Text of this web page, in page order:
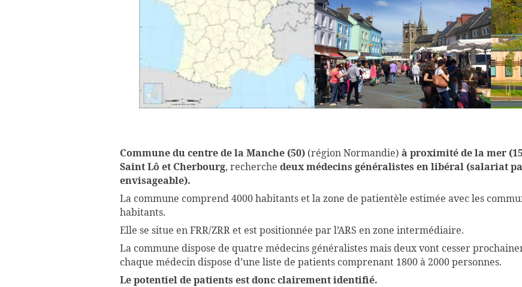
Commune du centre de la Manche (50) (région Normandie) à proximité de la mer
Saint Lô et Cherbourg, recherche deux médecins généralistes en libéral (salariat
envisageable).
La commune comprend 4000 habitants et la zone de patientèle estimée avec les
habitants.
Elle se situe en FRR/ZRR et est positionnée par l’ARS en zone intermédiaire.
La commune dispose de quatre médecins généralistes mais deux vont cesser
chaque médecin dispose d’une liste de patients comprenant 1800 à 2000 personnes.
Le potentiel de patients est donc clairement identifié.